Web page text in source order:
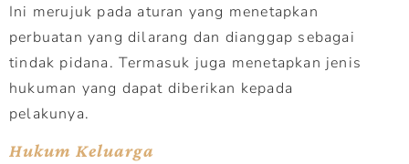
Ini merujuk pada aturan yang menetapkan
perbuatan yang dilarang dan dianggap sebagai
tindak pidana. Termasuk juga menetapkan jenis
hukuman yang dapat diberikan kepada
pelakunya.
Hukum Keluarga